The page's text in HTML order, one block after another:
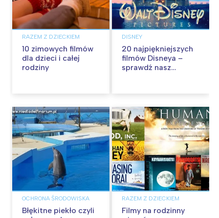
RAZEM Z DZIECKIEM
10 zimowych filmów
dla dzieci i całej
rodziny
DISNEY
20 najpiękniejszych
filmów Disneya –
sprawdź nasz
OCHRONA ŚRODOWISKA
Błękitne piekło czyli
RAZEM Z DZIECKIEM
Filmy na rodzinny